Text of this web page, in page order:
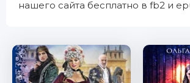
нашего сайта бесплатно в fb2 и